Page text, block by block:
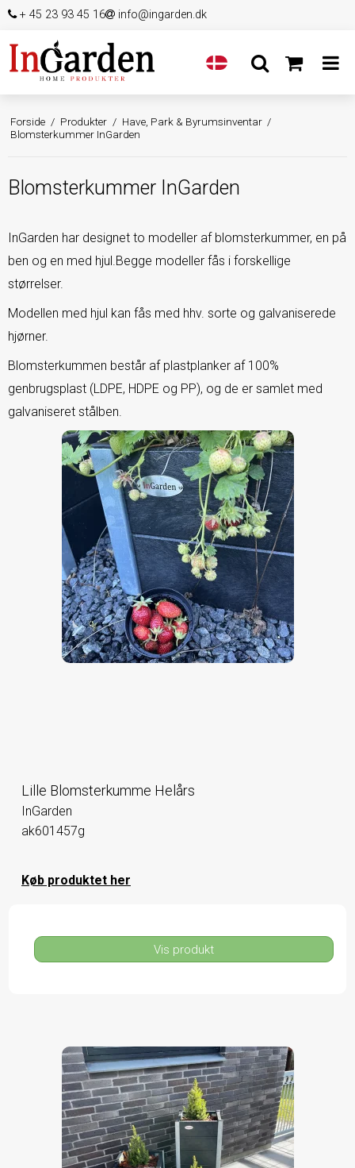
+ 45 23 93 45 16 info@ingarden.dk
Forside / Produkter / Have, Park & Byrumsinventar /
Blomsterkummer InGarden
Blomsterkummer InGarden
InGarden har designet to modeller af blomsterkummer, en på
ben og en med hjul.Begge modeller fås i forskellige
størrelser.
Modellen med hjul kan fås med hhv. sorte og galvaniserede
hjørner.
Blomsterkummen består af plastplanker af 100%
genbrugsplast (LDPE, HDPE og PP), og de er samlet med
galvaniseret stålben.
Lille Blomsterkumme Helårs
InGarden
ak601457g
Køb produktet her
Vis produkt